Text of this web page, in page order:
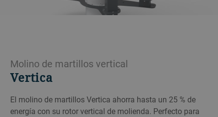
Molino de martillos vertical
Vertica
El molino de martillos Vertica ahorra hasta un 25 % de
energía con su rotor vertical de molienda. Perfecto para